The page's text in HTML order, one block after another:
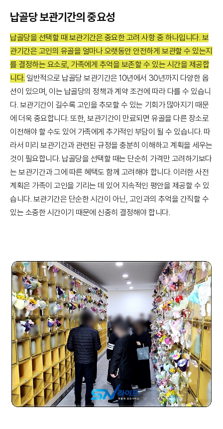
납골당 보관기간의 중요성
납골당을 선택할 때 보관기간은 중요한 고려 사항 중 하나입니다. 보
관기간은 고인의 유골을 얼마나 오랫동안 안전하게 보관할 수 있는지
를 결정하는 요소로, 가족에게 추억을 보존할 수 있는 시간을 제공합
니다. 일반적으로 납골당 보관기간은 10년에서 30년까지 다양한 옵
션이 있으며, 이는 납골당의 정책과 계약 조건에 따라 다를 수 있습니
다. 보관기간이 길수록 고인을 추모할 수 있는 기회가 많아지기 때문
에 더욱 중요합니다. 또한, 보관기간이 만료되면 유골을 다른 장소로
이전해야 할 수도 있어 가족에게 추가적인 부담이 될 수 있습니다. 따
라서 미리 보관기간과 관련된 규정을 충분히 이해하고 계획을 세우는
것이 필요합니다. 납골당을 선택할 때는 단순히 가격만 고려하기보다
는 보관기간과 그에 따른 혜택도 함께 고려해야 합니다. 이러한 사전
계획은 가족이 고인을 기리는 데 있어 지속적인 평안을 제공할 수 있
습니다. 보관기간은 단순한 시간이 아닌, 고인과의 추억을 간직할 수
있는 소중한 시간이기 때문에 신중히 결정해야 합니다.